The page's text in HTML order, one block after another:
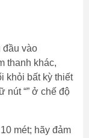
đầu vào
thanh khác,
khỏi bất kỳ thiết
nút “” ở chế độ
mét; hãy đảm